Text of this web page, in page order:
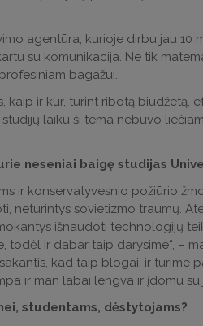
agentūra, kurioje dirbu jau 10
su komunikacija. Ne tik
bagažui.
ir kur, turint ribotą biudžetą,
laiku ši tema nebuvo
neseniai baigę studijas
ir konservatyvesnio požiūrio
neturintys sovietizmo traumų.
išnaudoti technologijų
todėl ir dabar taip darysime“, –
kad taip blogai, ir turime
ir man labai lengva ir įdomu su
studentams, dėstytojams?